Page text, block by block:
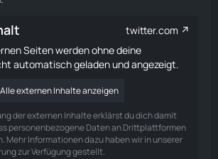
twitter.com
Seiten werden ohne deine
automatisch geladen und angezeigt.
Alle externen Inhalte anzeigen
der externen Inhalte erklärst du dich damit
personenbezogene Daten an Drittplattformen
Mehr Informationen dazu haben wir in unserer
zur Verfügung gestellt.